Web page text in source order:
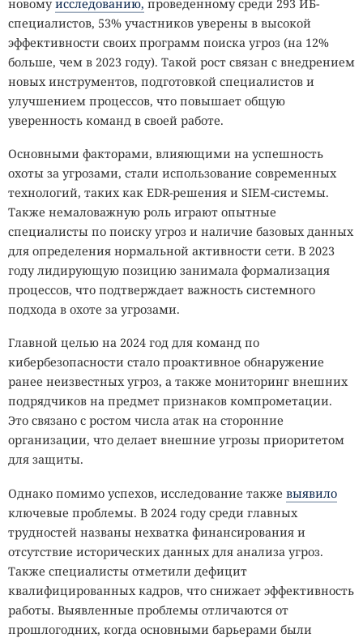
новомуисследованию, проведенному среди 293 ИБ-
специалистов, 53% участников уверены в высокой
эффективности своих программ поиска угроз (на 12%
больше, чем в 2023 году). Такой рост связан с внедрением
новых инструментов, подготовкой специалистов и
улучшением процессов, что повышает общую
уверенность команд в своей работе.
Основными факторами, влияющими на успешность
охоты за угрозами, стали использование современных
технологий, таких как EDR-решения и SIEM-системы.
Также немаловажную роль играют опытные
специалисты по поиску угроз и наличие базовых данных
для определения нормальной активности сети. В 2023
году лидирующую позицию занимала формализация
процессов, что подтверждает важность системного
подхода в охоте за угрозами.
Главной целью на 2024 год для команд по
кибербезопасности стало проактивное обнаружение
ранее неизвестных угроз, а также мониторинг внешних
подрядчиков на предмет признаков компрометации.
Это связано с ростом числа атак на сторонние
организации, что делает внешние угрозы приоритетом
для защиты.
Однако помимо успехов, исследование также выявило
ключевые проблемы. В 2024 году среди главных
трудностей названы нехватка финансирования и
отсутствие исторических данных для анализа угроз.
Также специалисты отметили дефицит
квалифицированных кадров, что снижает эффективность
работы. Выявленные проблемы отличаются от
прошлогодних, когда основными барьерами были